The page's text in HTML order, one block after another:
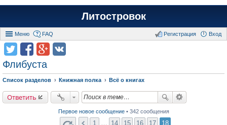
Литостровок
Меню FAQ Вход
Регистрация
Флибуста
Список разделов Книжная полка Всё о книгах
Ответить
Первое новое сообщение• 342 сообщения
1 14 15 16 17 18